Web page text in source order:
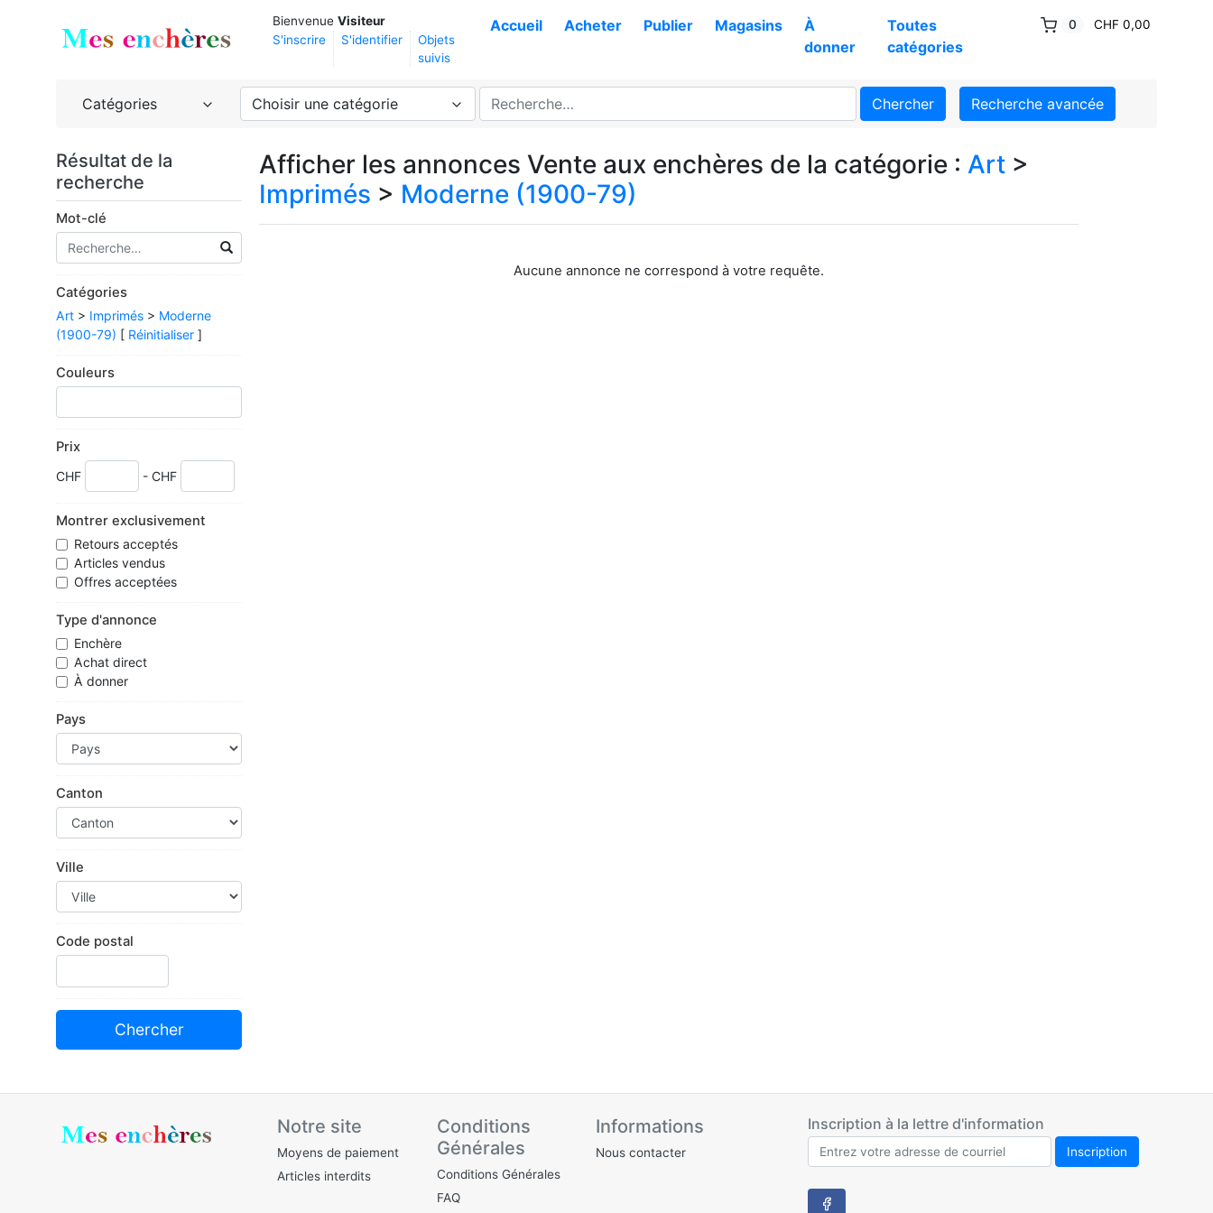
Bienvenue Visiteur
S'inscrire
S'identifier
Objets
suivis
Accueil Acheter Publier Magasins
À
donner
Toutes
catégories
0 CHF 0,00
Catégories Choisir une catégorie Chercher Recherche avancée
Résultat de la
recherche
Mot-clé
Catégories
Art > Imprimés > Moderne
(1900-79) [ Réinitialiser ]
Couleurs
Prix
CHF - CHF
Montrer exclusivement
Retours acceptés
Articles vendus
Offres acceptées
Type d'annonce
Enchère
Achat direct
À donner
Pays
Canton
Ville
Code postal
Afficher les annonces Vente aux enchères de la catégorie : Art >
Imprimés > Moderne (1900-79)
Aucune annonce ne correspond à votre requête.
Notre site
Moyens de paiement
Articles interdits
Conditions
Générales
Conditions Générales
FAQ
Informations
Nous contacter
Inscription à la lettre d'information